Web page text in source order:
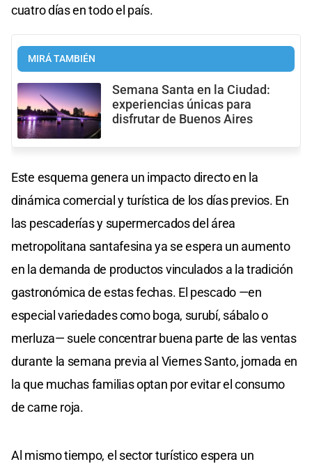
cuatro días en todo el país.
MIRÁ TAMBIÉN
Semana Santa en la Ciudad:
experiencias únicas para
disfrutar de Buenos Aires
Este esquema genera un impacto directo en la
dinámica comercial y turística de los días previos. En
las pescaderías y supermercados del área
metropolitana santafesina ya se espera un aumento
en la demanda de productos vinculados a la tradición
gastronómica de estas fechas. El pescado —en
especial variedades como boga, surubí, sábalo o
merluza— suele concentrar buena parte de las ventas
durante la semana previa al Viernes Santo, jornada en
la que muchas familias optan por evitar el consumo
de carne roja.
Al mismo tiempo, el sector turístico espera un